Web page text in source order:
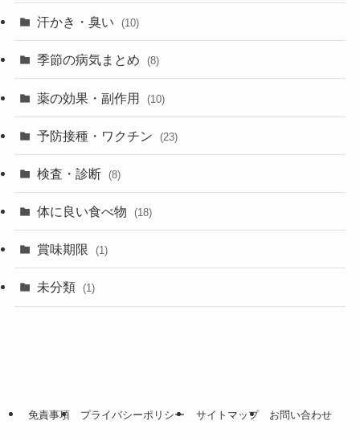
汗かき・臭い (10)
季節の病気まとめ (8)
薬の効果・副作用 (10)
予防接種・ワクチン (23)
検査・診断 (8)
体に良い食べ物 (18)
賞味期限 (1)
未分類 (1)
免責事項 プライバシーポリシー サイトマップ お問い合わせ